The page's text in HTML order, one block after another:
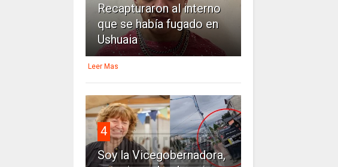
Recapturaron al interno
que se había fugado en
Ushuaia
Leer Mas
4
Soy la Vicegobernadora,